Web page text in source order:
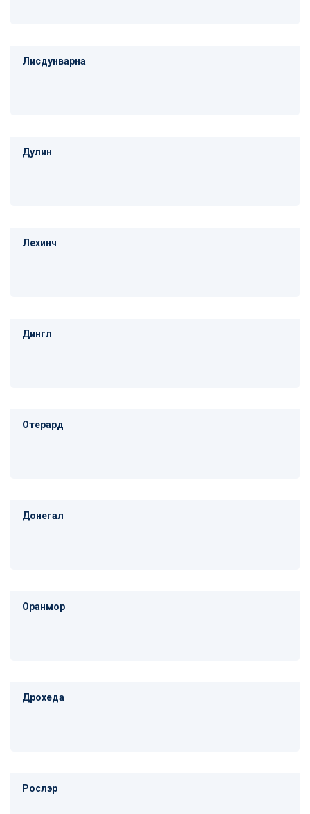
Лисдунварна
Дулин
Лехинч
Дингл
Отерард
Донегал
Оранмор
Дрохеда
Рослэр